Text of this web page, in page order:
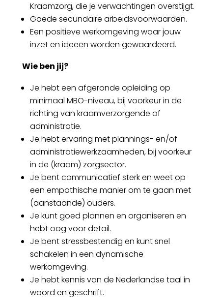
Kraamzorg, die je verwachtingen overstijgt.
Goede secundaire arbeidsvoorwaarden.
Een positieve werkomgeving waar jouw
inzet en ideeën worden gewaardeerd.
Wie ben jij?
Je hebt een afgeronde opleiding op
minimaal MBO-niveau, bij voorkeur in de
richting van kraamverzorgende of
administratie.
Je hebt ervaring met plannings- en/of
administratiewerkzaamheden, bij voorkeur
in de (kraam) zorgsector.
Je bent communicatief sterk en weet op
een empathische manier om te gaan met
(aanstaande) ouders.
Je kunt goed plannen en organiseren en
hebt oog voor detail.
Je bent stressbestendig en kunt snel
schakelen in een dynamische
werkomgeving.
Je hebt kennis van de Nederlandse taal in
woord en geschrift.